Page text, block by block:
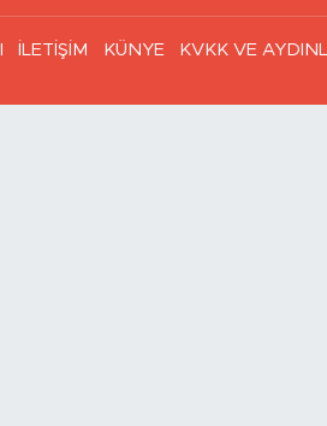
İLETİŞİM KÜNYE KVKK VE